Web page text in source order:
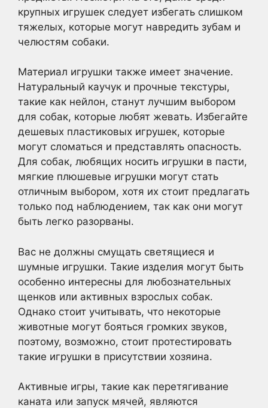
крупных игрушек следует избегать слишком
тяжелых, которые могут навредить зубам и
челюстям собаки.
Материал игрушки также имеет значение.
Натуральный каучук и прочные текстуры,
такие как нейлон, станут лучшим выбором
для собак, которые любят жевать. Избегайте
дешевых пластиковых игрушек, которые
могут сломаться и представлять опасность.
Для собак, любящих носить игрушки в пасти,
мягкие плюшевые игрушки могут стать
отличным выбором, хотя их стоит предлагать
только под наблюдением, так как они могут
быть легко разорваны.
Вас не должны смущать светящиеся и
шумные игрушки. Такие изделия могут быть
особенно интересны для любознательных
щенков или активных взрослых собак.
Однако стоит учитывать, что некоторые
животные могут бояться громких звуков,
поэтому, возможно, стоит протестировать
такие игрушки в присутствии хозяина.
Активные игры, такие как перетягивание
каната или запуск мячей, являются